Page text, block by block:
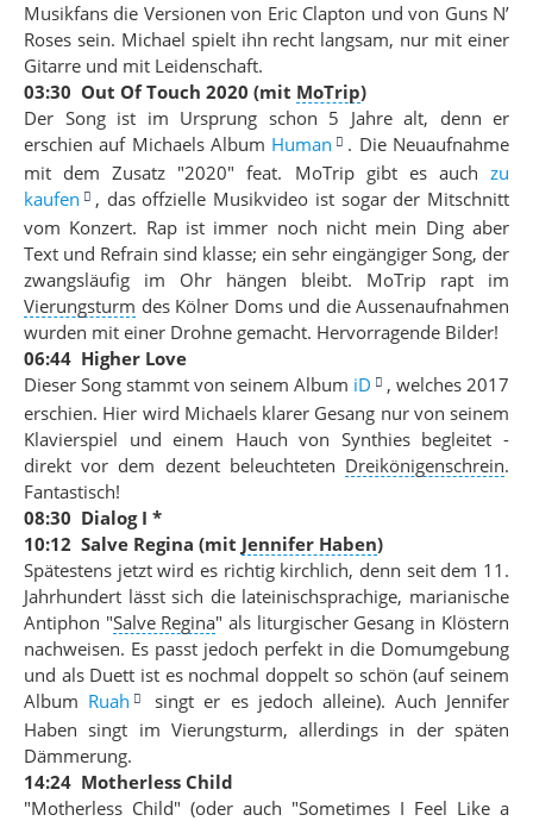
Musikfans die Versionen von Eric Clapton und von Guns N’
Roses sein. Michael spielt ihn recht langsam, nur mit einer
Gitarre und mit Leidenschaft.
03:30 Out Of Touch 2020 (mit MoTrip)
Der Song ist im Ursprung schon 5 Jahre alt, denn er
erschien auf Michaels Album Human
. Die Neuaufnahme
mit dem Zusatz "2020" feat. MoTrip gibt es auch zu
kaufen
, das offzielle Musikvideo ist sogar der Mitschnitt
vom Konzert. Rap ist immer noch nicht mein Ding aber
Text und Refrain sind klasse; ein sehr eingängiger Song, der
zwangsläufig im Ohr hängen bleibt. MoTrip rapt im
Vierungsturm des Kölner Doms und die Aussenaufnahmen
wurden mit einer Drohne gemacht. Hervorragende Bilder!
06:44 Higher Love
Dieser Song stammt von seinem Album iD
, welches 2017
erschien. Hier wird Michaels klarer Gesang nur von seinem
Klavierspiel und einem Hauch von Synthies begleitet -
direkt vor dem dezent beleuchteten Dreikönigenschrein.
Fantastisch!
08:30 Dialog I *
10:12 Salve Regina (mit Jennifer Haben)
Spätestens jetzt wird es richtig kirchlich, denn seit dem 11.
Jahrhundert lässt sich die lateinischsprachige, marianische
Antiphon "Salve Regina" als liturgischer Gesang in Klöstern
nachweisen. Es passt jedoch perfekt in die Domumgebung
und als Duett ist es nochmal doppelt so schön (auf seinem
Album Ruah
singt er es jedoch alleine). Auch Jennifer
Haben singt im Vierungsturm, allerdings in der späten
Dämmerung.
14:24 Motherless Child
"Motherless Child" (oder auch "Sometimes I Feel Like a